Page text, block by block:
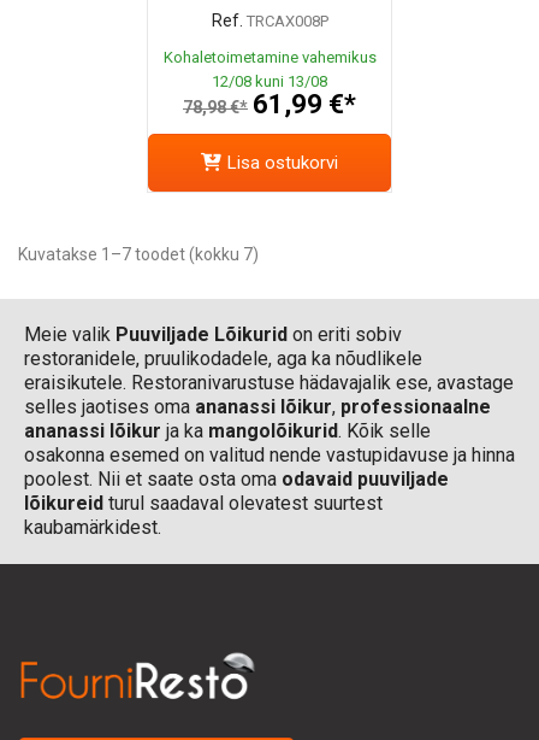
Ref. TRCAX008P
Kohaletoimetamine vahemikus
12/08 kuni 13/08
78,98 €* 61,99 €*
Lisa ostukorvi
Kuvatakse 1–7 toodet (kokku 7)
Meie valik Puuviljade Lõikurid on eriti sobiv
restoranidele, pruulikodadele, aga ka nõudlikele
eraisikutele. Restoranivarustuse hädavajalik ese, avastage
selles jaotises oma ananassi lõikur, professionaalne
ananassi lõikur ja ka mangolõikurid. Kõik selle
osakonna esemed on valitud nende vastupidavuse ja hinna
poolest. Nii et saate osta oma odavaid puuviljade
lõikureid turul saadaval olevatest suurtest
kaubamärkidest.